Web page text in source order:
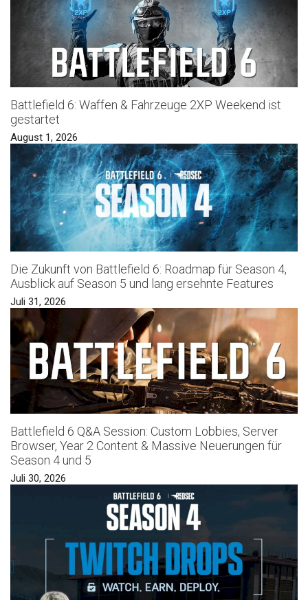
Battlefield 6: Waffen & Fahrzeuge 2XP Weekend ist
gestartet
August 1, 2026
Die Zukunft von Battlefield 6: Roadmap für Season 4,
Ausblick auf Season 5 und lang ersehnte Features
Juli 31, 2026
Battlefield 6 Q&A Session: Custom Lobbies, Server
Browser, Year 2 Content & Massive Neuerungen für
Season 4 und 5
Juli 30, 2026